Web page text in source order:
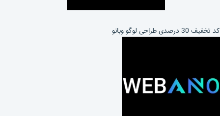
کد تخفیف 30 درصدی طراحی لوگو وبانو